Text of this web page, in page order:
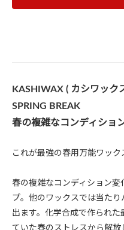
KASHIWAX ( カシワック
SPRING BREAK
春の複雑なコンディショ
これが最強の春用万能ワック
春の複雑なコンディション
プ。他のワックスでは当た
出ます。化学合成で作られ
ていた春のストレスから解